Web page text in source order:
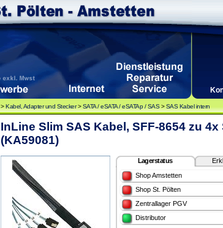
>Kabel, Adapter und Stecker>SATA / eSATA / eSATAp / SAS>SAS Kabel intern
InLine Slim SAS Kabel, SFF-8654 zu 4x
(KA59081)
Lagerstatus
Shop Amstetten
Shop St. Pölten
Zentrallager PGV
Distributor